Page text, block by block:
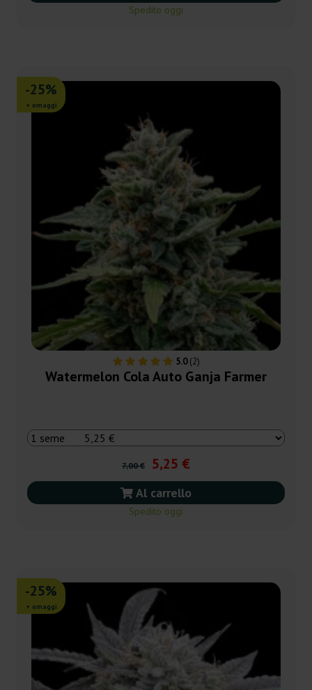
Spedito oggi
5.0(2)
-25%
+ omaggi
Watermelon Cola Auto Ganja Farmer
7,00 € 5,25 €
Al carrello
Spedito oggi
-25%
+ omaggi